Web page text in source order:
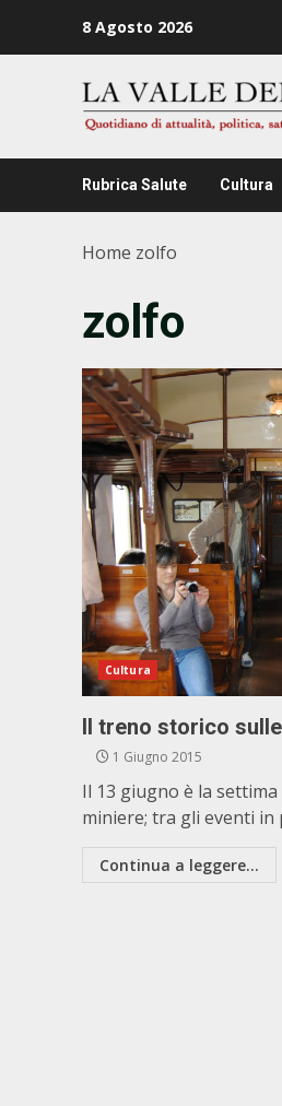
8 Agosto 2026
Rubrica Salute Cultura
Home zolfo
zolfo
Cultura
Il treno storico
1 Giugno 2015
Il 13 giugno è la
miniere; tra gli eventi
Continua a leggere...